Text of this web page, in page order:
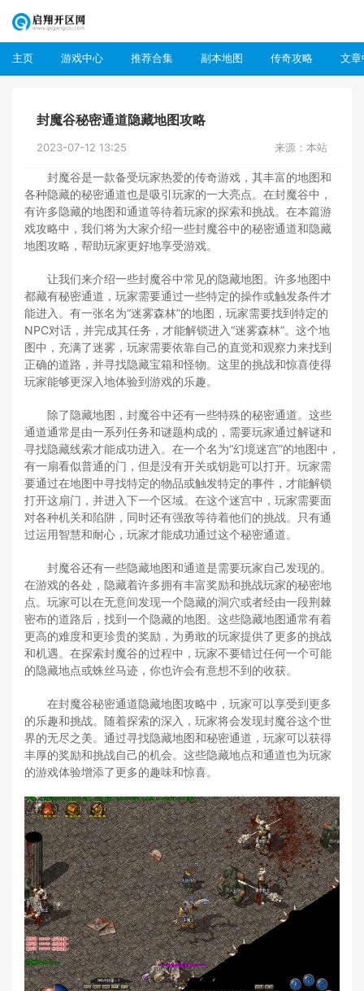
主页 游戏中心 推荐合集 副本地图 传奇攻略 文章
封魔谷秘密通道隐藏地图攻略
2023-07-12 13:25 来源：本站
封魔谷是一款备受玩家热爱的传奇游戏，其丰富的地图和
各种隐藏的秘密通道也是吸引玩家的一大亮点。在封魔谷中，
有许多隐藏的地图和通道等待着玩家的探索和挑战。在本篇游
戏攻略中，我们将为大家介绍一些封魔谷中的秘密通道和隐藏
地图攻略，帮助玩家更好地享受游戏。
让我们来介绍一些封魔谷中常见的隐藏地图。许多地图中
都藏有秘密通道，玩家需要通过一些特定的操作或触发条件才
能进入。有一张名为“迷雾森林”的地图，玩家需要找到特定的
NPC对话，并完成其任务，才能解锁进入“迷雾森林”。这个地
图中，充满了迷雾，玩家需要依靠自己的直觉和观察力来找到
正确的道路，并寻找隐藏宝箱和怪物。这里的挑战和惊喜使得
玩家能够更深入地体验到游戏的乐趣。
除了隐藏地图，封魔谷中还有一些特殊的秘密通道。这些
通道通常是由一系列任务和谜题构成的，需要玩家通过解谜和
寻找隐藏线索才能成功进入。在一个名为“幻境迷宫”的地图中，
有一扇看似普通的门，但是没有开关或钥匙可以打开。玩家需
要通过在地图中寻找特定的物品或触发特定的事件，才能解锁
打开这扇门，并进入下一个区域。在这个迷宫中，玩家需要面
对各种机关和陷阱，同时还有强敌等待着他们的挑战。只有通
过运用智慧和耐心，玩家才能成功通过这个秘密通道。
封魔谷还有一些隐藏地图和通道是需要玩家自己发现的。
在游戏的各处，隐藏着许多拥有丰富奖励和挑战玩家的秘密地
点。玩家可以在无意间发现一个隐藏的洞穴或者经由一段荆棘
密布的道路后，找到一个隐藏的地图。这些隐藏地图通常有着
更高的难度和更珍贵的奖励，为勇敢的玩家提供了更多的挑战
和机遇。在探索封魔谷的过程中，玩家不要错过任何一个可能
的隐藏地点或蛛丝马迹，你也许会有意想不到的收获。
在封魔谷秘密通道隐藏地图攻略中，玩家可以享受到更多
的乐趣和挑战。随着探索的深入，玩家将会发现封魔谷这个世
界的无尽之美。通过寻找隐藏地图和秘密通道，玩家可以获得
丰厚的奖励和挑战自己的机会。这些隐藏地点和通道也为玩家
的游戏体验增添了更多的趣味和惊喜。